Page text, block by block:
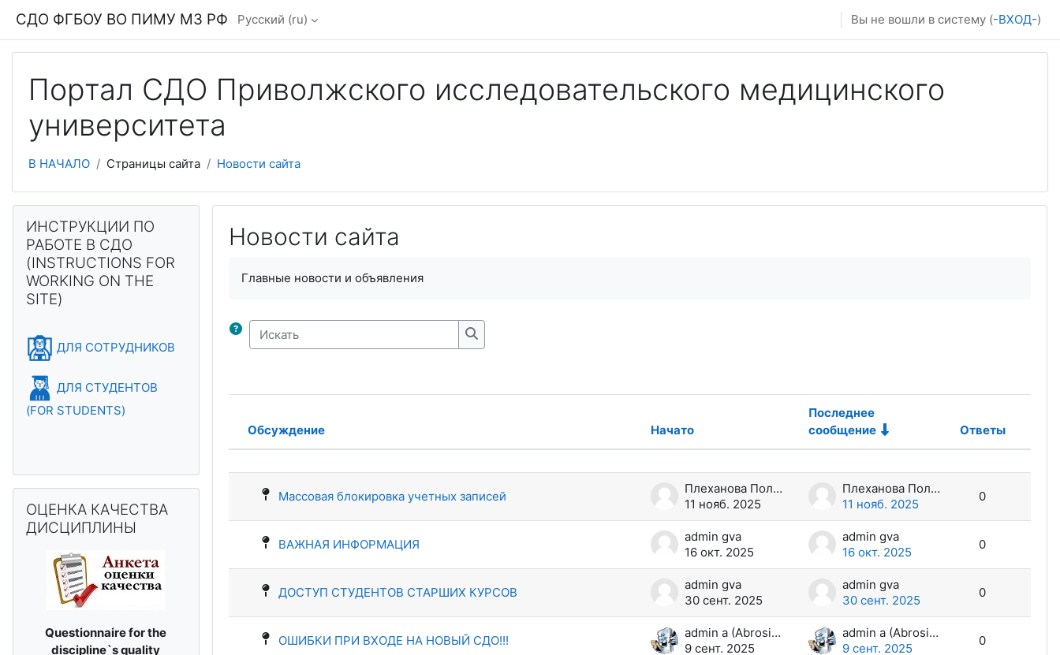
СДО ФГБОУ ВО ПИМУ МЗ РФ Русский ‎(ru)‎ Вы не вошли в систему (-ВХОД-)
Портал СДО Приволжского исследовательского медицинского
университета
В НАЧАЛО Страницы сайта Новости сайта
Новости сайта
Главные новости и объявления
Искать
Искать
Статус
Обсуждение Начато
Последнее
сообщение
Ответы
Массовая блокировка учетных записей
Плеханова Полина Сергеевна
11 нояб. 2025
Плеханова Полина Сергеевна
11 нояб. 2025
0
ВАЖНАЯ ИНФОРМАЦИЯ
admin gva
16 окт. 2025
admin gva
16 окт. 2025
0
ДОСТУП СТУДЕНТОВ СТАРШИХ КУРСОВ
admin gva
30 сент. 2025
admin gva
30 сент. 2025
0
ОШИБКИ ПРИ ВХОДЕ НА НОВЫЙ СДО!!!
admin a (Abrosimov D.A.)
9 сент. 2025
admin a (Abrosimov D.A.)
9 сент. 2025
0
Блоки
ИНСТРУКЦИИ ПО
РАБОТЕ В СДО
(INSTRUCTIONS FOR
WORKING ON THE
SITE)
ДЛЯ СОТРУДНИКОВ
ДЛЯ СТУДЕНТОВ
(FOR STUDENTS)
Пропустить ОЦЕНКА КАЧЕСТВА ДИСЦИПЛИНЫ
ОЦЕНКА КАЧЕСТВА
ДИСЦИПЛИНЫ
Questionnaire for the
discipline`squality